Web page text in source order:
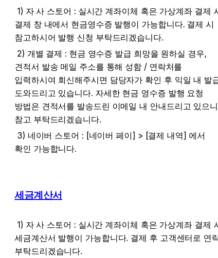
결제 창 내에서 현금영수증 발행이 가능합니다. 결제 시
참고하시어 발행 신청 부탁드리겠습니다.
견적서 발송 메일 주소를 통해 성함 / 연락처를
입력하시여 회신해주시면 담당자가 확인 후 익일 내 발
도와드리고 있습니다. 자세한 현금 영수증 발행 요청
방법은 견적서를 발송드린 이메일 내 안내드리고 있으니
참고 부탁드리겠습니다.
확인 가능합니다.
세금계산서
세금계산서 발행이 가능합니다. 결제 후 고객센터로 연
부탁드리겠습니다.